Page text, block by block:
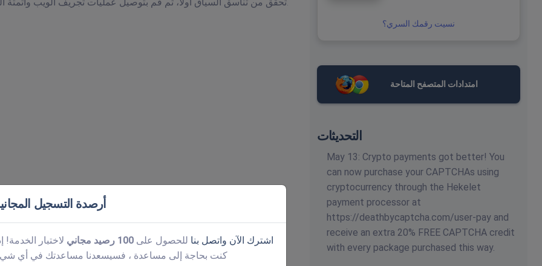
نسيت رقمك السري؟
امتدادات المتصفح المتاحة
التحديثات
May 13: Crypto payments got better! You
can now purchase your CAPTCHAs using
cryptocurrency through the Hekelet
payment processor at
https://deathbycaptcha.com/user-pay and
receive an extra 20% FREE CAPTCHA credit
with every package purchased this way.
أرصدة التسجيل
اشترك الآن واتصل بنا للحصول على 100 رصيد مجاني
لاختبار الخدمة!
كنت بحاجة إلى مساعدة ، فسيسعدنا مساعدتك في أي